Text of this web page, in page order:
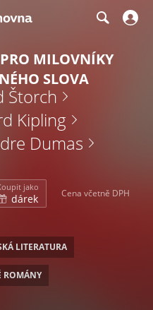
MILOVNÍKY
SLOVA
Štorch
Kipling
Dumas
jako
dárek Cena včetně DPH
LITERATURA
ROMÁNY